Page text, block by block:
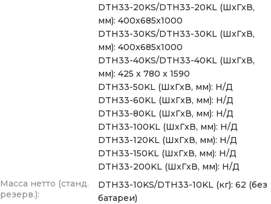
DTH33-20KS/DTH33-20KL (ШxГxВ,
мм): 400x685x1000
DTH33-30KS/DTH33-30KL (ШxГxВ,
мм): 400x685x1000
DTH33-40KS/DTH33-40KL (ШxГxВ,
мм): 425 x 780 x 1590
DTH33-50KL (ШxГxВ, мм): Н/Д
DTH33-60KL (ШxГxВ, мм): Н/Д
DTH33-80KL (ШxГxВ, мм): Н/Д
DTH33-100KL (ШxГxВ, мм): Н/Д
DTH33-120KL (ШxГxВ, мм): Н/Д
DTH33-150KL (ШxГxВ, мм): Н/Д
DTH33-200KL (ШxГxВ, мм): Н/Д
Масса нетто (станд.
резерв.):
DTH33-10KS/DTH33-10KL (кг): 62 (без
батареи)